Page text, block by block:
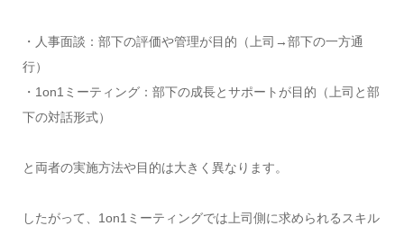
・人事面談：部下の評価や管理が目的（上司→部下の一方通
行）
・1on1ミーティング：部下の成長とサポートが目的（上司と部
下の対話形式）
と両者の実施方法や目的は大きく異なります。
したがって、1on1ミーティングでは上司側に求められるスキル